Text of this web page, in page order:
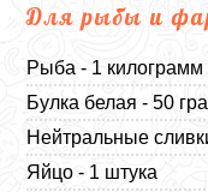
Для рыбы и
Рыба - 1 килограмм
Булка белая - 50
Нейтральные
Яйцо - 1 штука